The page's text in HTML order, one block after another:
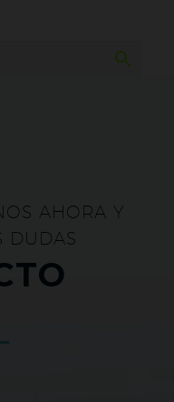
AHORA Y
DUDAS